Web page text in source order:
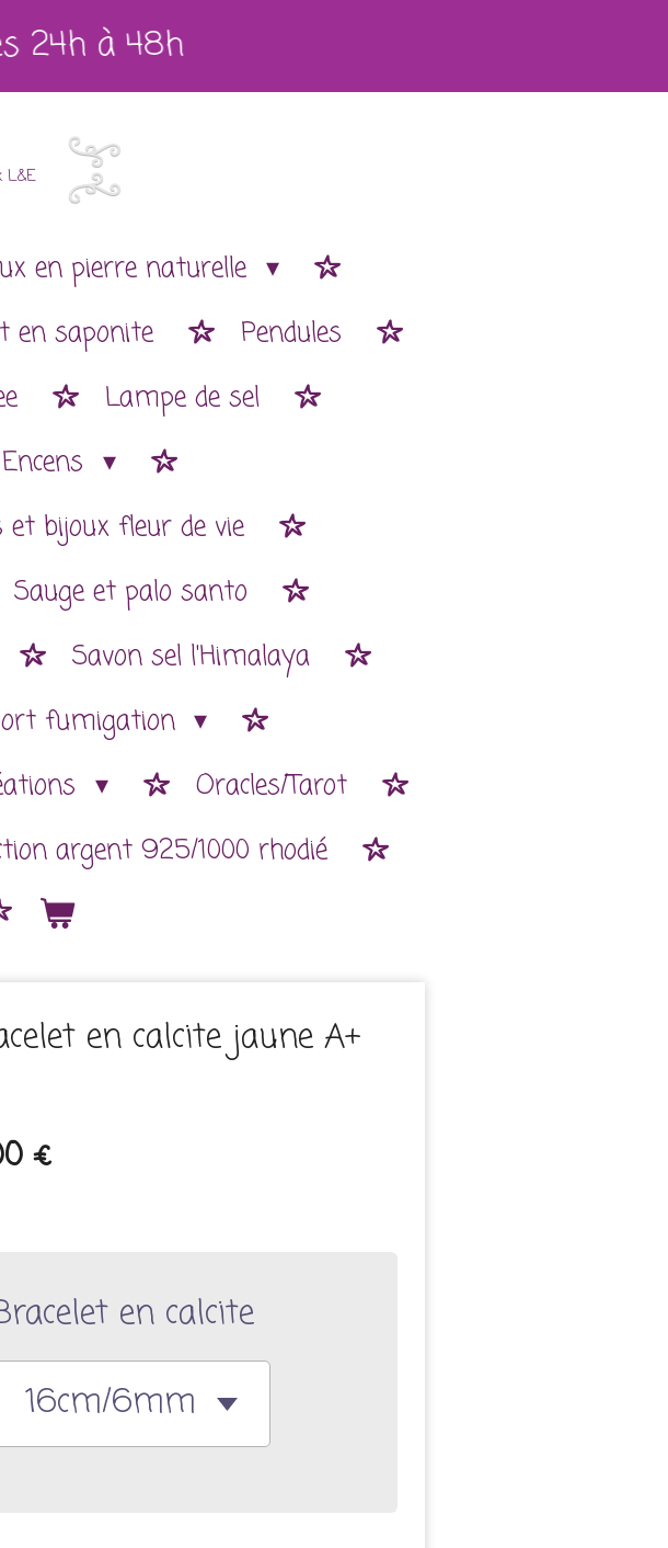
24h à 48h
L&E
en pierre naturelle
en saponite
Pendules
Lampe de sel
Encens
et bijoux fleur de vie
Sauge et palo santo
Savon sel l'Himalaya
fumigation
Oracles/Tarot
argent 925/1000 rhodié
en calcite jaune A+
€
en calcite